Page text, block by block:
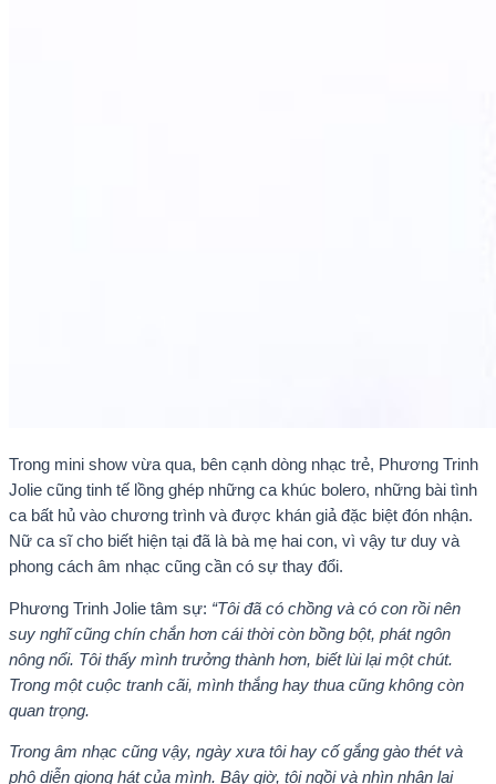
Trong mini show vừa qua, bên cạnh dòng nhạc trẻ, Phương Trinh
Jolie cũng tinh tế lồng ghép những ca khúc bolero, những bài tình
ca bất hủ vào chương trình và được khán giả đặc biệt đón nhận.
Nữ ca sĩ cho biết hiện tại đã là bà mẹ hai con, vì vậy tư duy và
phong cách âm nhạc cũng cần có sự thay đổi.
Phương Trinh Jolie tâm sự: “Tôi đã có chồng và có con rồi nên
suy nghĩ cũng chín chắn hơn cái thời còn bồng bột, phát ngôn
nông nổi. Tôi thấy mình trưởng thành hơn, biết lùi lại một chút.
Trong một cuộc tranh cãi, mình thắng hay thua cũng không còn
quan trọng.
Trong âm nhạc cũng vậy, ngày xưa tôi hay cố gắng gào thét và
phô diễn giọng hát của mình. Bây giờ, tôi ngồi và nhìn nhận lại